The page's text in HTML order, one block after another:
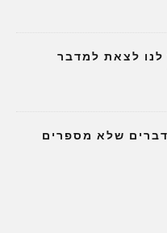
לצאת למדבר
הוזמנתם לשבוע ביאכטה? 5 דברים שלא מספרים